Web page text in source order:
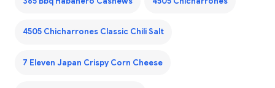
4505 Chicharrones Classic Chili Salt
7 Eleven Japan Crispy Corn Cheese